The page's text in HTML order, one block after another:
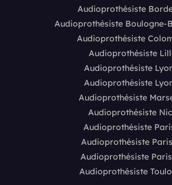
Audioprothésiste
Audioprothésiste Boulogne-
Audioprothésiste
Audioprothésiste
Audioprothésiste
Audioprothésiste
Audioprothésiste
Audioprothésiste
Audioprothésiste
Audioprothésiste
Audioprothésiste
Audioprothésiste